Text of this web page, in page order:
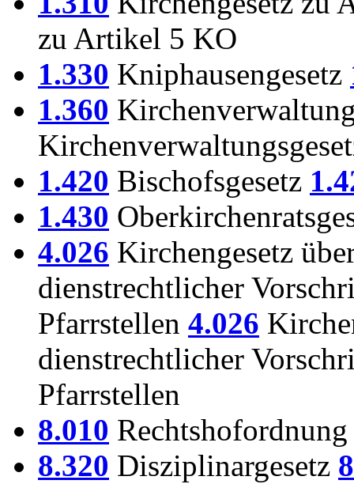
zu Artikel 5 KO
1.330 Kniphausengesetz
1.360
1.420 Bischofsgesetz
1.430
4.026 Kirchengesetz
dienstrechtlicher
Pfarrstellen 4.026
dienstrechtlicher
Pfarrstellen
8.010
8.320 Disziplinargesetz